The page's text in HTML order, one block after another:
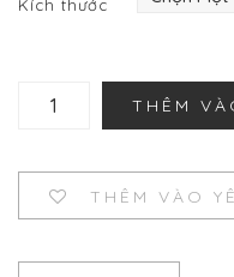
Kích thước
Linen
lượng
THÊM
THÊM VÀO